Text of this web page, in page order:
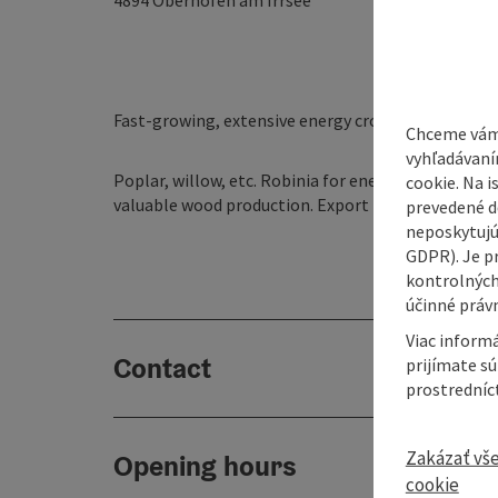
Fast-growing, extensive energy crops for
Poplar, willow, etc. Robinia for energy forests as
valuable wood production. Export to all EU
Contact
Opening hours
Chceme
cookie. Na
prevedené
GDPR). Je
účinné
Viac
prijímate
Zakázať
cookie